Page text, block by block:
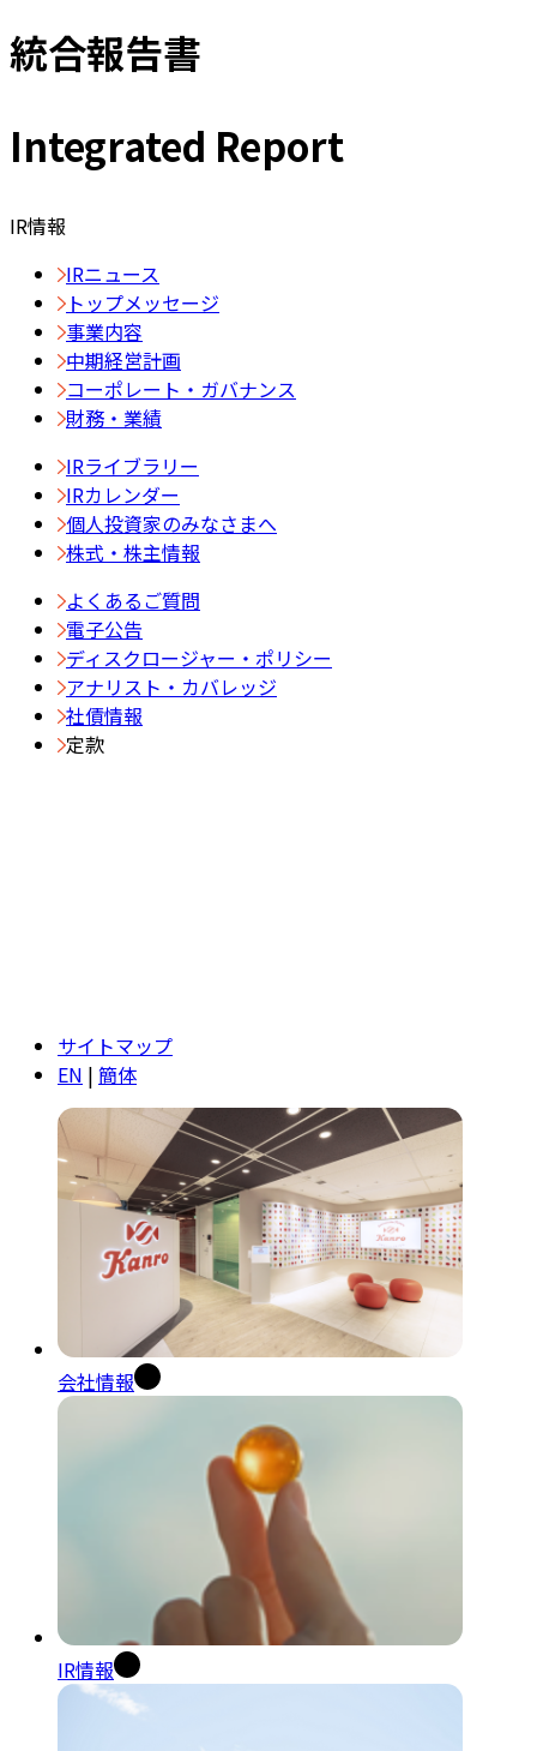
統合報告書
Integrated Report
IR情報
IRニュース
トップメッセージ
事業内容
中期経営計画
コーポレート・ガバナンス
財務・業績
IRライブラリー
IRカレンダー
個人投資家のみなさまへ
株式・株主情報
よくあるご質問
電子公告
ディスクロージャー・ポリシー
アナリスト・カバレッジ
社債情報
定款
サイトマップ
EN | 簡体
会社情報
IR情報